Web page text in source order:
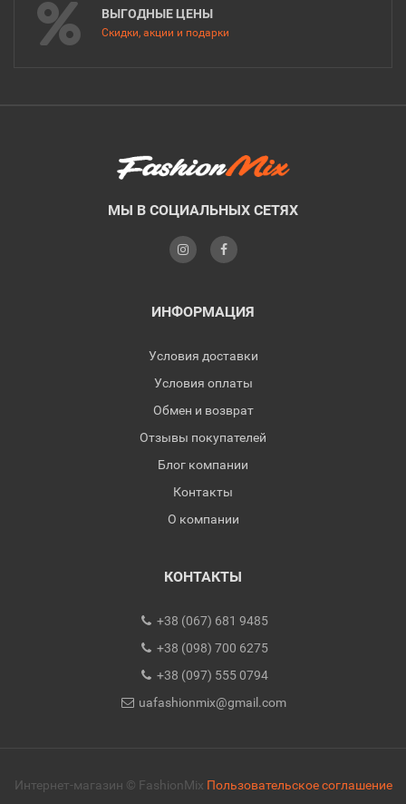
ВЫГОДНЫЕ ЦЕНЫ
Скидки, акции и подарки
МЫ В СОЦИАЛЬНЫХ СЕТЯХ
ИНФОРМАЦИЯ
Условия доставки
Условия оплаты
Обмен и возврат
Отзывы покупателей
Блог компании
Контакты
О компании
КОНТАКТЫ
+38 (067) 681 9485
+38 (098) 700 6275
+38 (097) 555 0794
uafashionmix@gmail.com
Интернет-магазин © FashionMix Пользовательское соглашение